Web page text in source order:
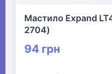
Мастило Expand
2704)
94 грн